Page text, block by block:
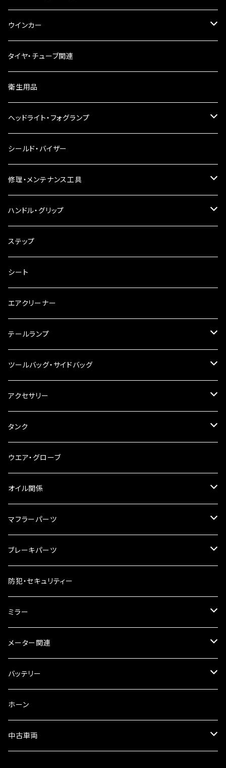
ウインカー
ウインカーリレー
ウインカーレンズ
LEDウインカー
電球型ウインカー
バードゲージウインカー
ウインカークランプ
タイヤ・チューブ関連
衛生用品
ヘッドライト・フォグランプ
ヘッドライト
フォグランプ
配線・リレー
シールド・バイザー
修理・メンテナンス工具
インテークマニホールド
電装・配線・キボシ等
キャブレター
チェーン
工具類
ハンドル・グリップ
グリップ
バーハン
ハンドルパーツ
ハンドルスイッチ
その他
ハンドルポスト
ハンドルブレース
ステアリングダンパー
ブレーキ・クラッチレバー
スマホホルダー
ステップ
シート
エアクリーナー
テールランプ
ナンバー灯
ツールバッグ・サイドバッグ
ツールバッグ
サイドバッグ
サイドバッグサポート
リアBOX
ハードケース
アクセサリー
USB電源
電装系
タンク
タンク本体
タンクキャップ
タンクシール
ケミカル
ウエア・グローブ
オイル関係
4スト用エンジンオイル
2スト用エンジンオイル
ギアオイル
オイルクーラー
ラジエーター
フォークオイル
マフラーパーツ
マフラーガード
バンテージタイプ
スリップオン
サイレンサー
ブレーキパーツ
ブレーキシュー
ブレーキパット
ブレーキオイル
その他
防犯・セキュリティー
ミラー
ミラー本体
ミラーアダプター
ミラーその他
メーター関連
スピードメーター
タコメーター
セット
バッテリー
バッテリー充電器
ホーン
中古車両